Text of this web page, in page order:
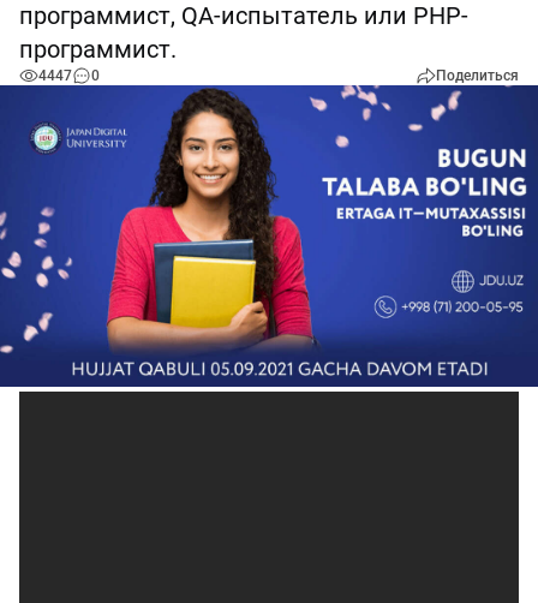
программист, QA-испытатель или PHP-
программист.
4447 0 Поделиться